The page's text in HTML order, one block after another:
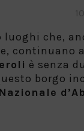
luoghi che,
continuano
è senza
borgo
Nazionale